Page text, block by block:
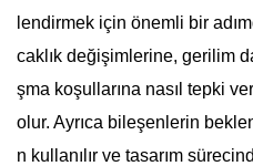
lendirmek için önemli bir
caklık değişimlerine, gerilim
şma koşullarına nasıl tepki
olur. Ayrıca bileşenlerin
n kullanılır ve tasarım